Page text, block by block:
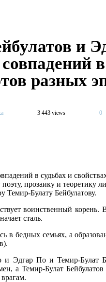
и
разных
3 443 views 0
в судьбах и
прозаику и теоретику
Темир-Булату Бейбулатову.
воинственный корень.
сталь.
в бедных семьях, а
и Эдгар По и Темир-Булат
а Темир-Булат